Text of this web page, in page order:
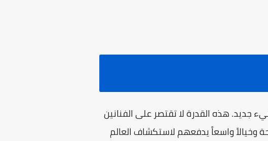
جديد. هذه القدرة لا تقتصر على الفنانين
واسعاً يدفعهم لاستكشاف العالم